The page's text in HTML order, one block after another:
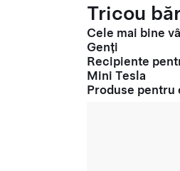
Tricou
Cele mai bine
Genți
Recipiente
Mini Tesla
Produse